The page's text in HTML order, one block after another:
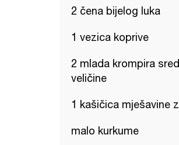
2 čena bijelog luka
1 vezica koprive
2 mlada krompira
veličine
1 kašičica mješavine
malo kurkume